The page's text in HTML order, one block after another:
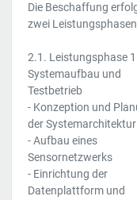
Die Beschaffung
zwei
2.1. Leistungsphase
Systemaufbau und
Testbetrieb
- Konzeption und
der Systemarchitektur
- Aufbau eines
Sensornetzwerks
- Einrichtung der
Datenplattform und